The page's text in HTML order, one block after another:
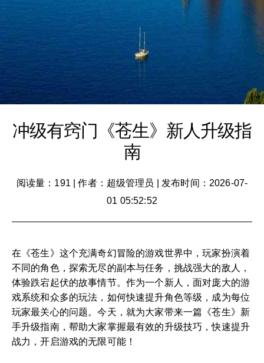
冲级有窍门《苍生》新人升级指
南
阅读量：191 |作者：超级管理员
发布时间：2026-07-
01 05:52:52
在《苍生》这个充满奇幻冒险的游戏世界中，玩家扮演着
不同的角色，探索无尽的副本与任务，挑战强大的敌人，
体验跌宕起伏的故事情节。作为一个新人，面对庞大的游
戏系统和众多的玩法，如何快速提升角色等级，成为每位
玩家最关心的问题。今天，就为大家带来一篇《苍生》新
手升级指南，帮助大家掌握最有效的升级技巧，快速提升
战力，开启游戏的无限可能！